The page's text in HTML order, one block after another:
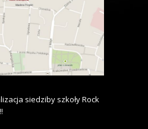
siedziby szkoły Rock